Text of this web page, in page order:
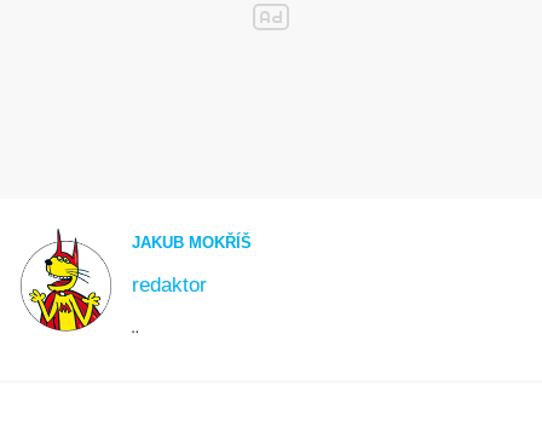
JAKUB MOKŘÍŠ
redaktor
¨